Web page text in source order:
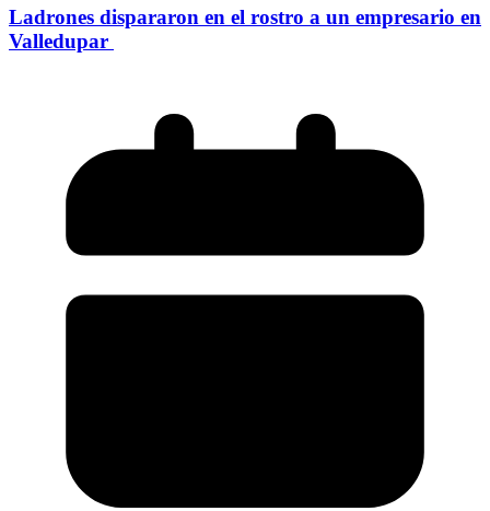
Ladrones dispararon en el rostro a un empresario en
Valledupar